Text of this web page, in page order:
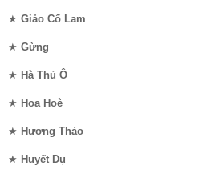
★ Giảo Cổ Lam
★ Gừng
★ Hà Thủ Ô
★ Hoa Hoè
★ Hương Thảo
★ Huyết Dụ